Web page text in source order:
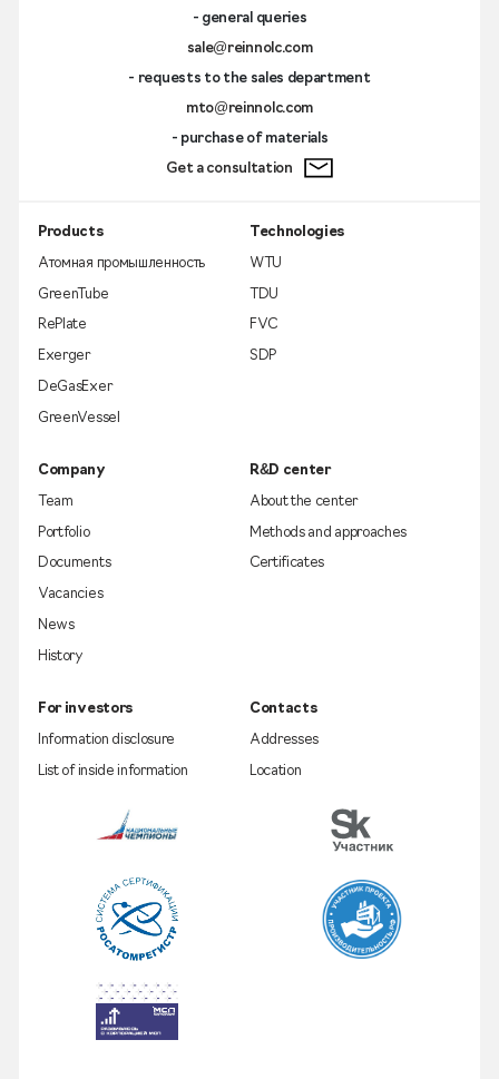
- general queries
sale@reinnolc.com
- requests to the sales department
mto@reinnolc.com
- purchase of materials
Get a consultation
Products
Атомная промышленность
GreenTube
RePlate
Exerger
DeGasExer
GreenVessel
Technologies
WTU
TDU
FVC
SDP
Company
Team
Portfolio
Documents
Vacancies
News
History
R&D center
About the center
Methods and approaches
Certificates
For investors
Information disclosure
List of inside information
Contacts
Addresses
Location